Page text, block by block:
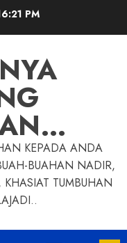
PM
KEPADA ANDA
BUAHAN NADIR,
TUMBUHAN